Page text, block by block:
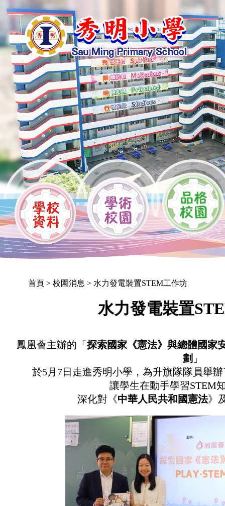
首頁> 校園消息 > 水力發電裝置STEM工作坊
水力發電裝置
鳳凰薈主辦的「探索國家《憲法》與總體國家
劃 」
於5月7日走進秀明小學，為升旗隊隊員舉
讓學生在動手學習STEM
深化對《中華人民共和國憲法》